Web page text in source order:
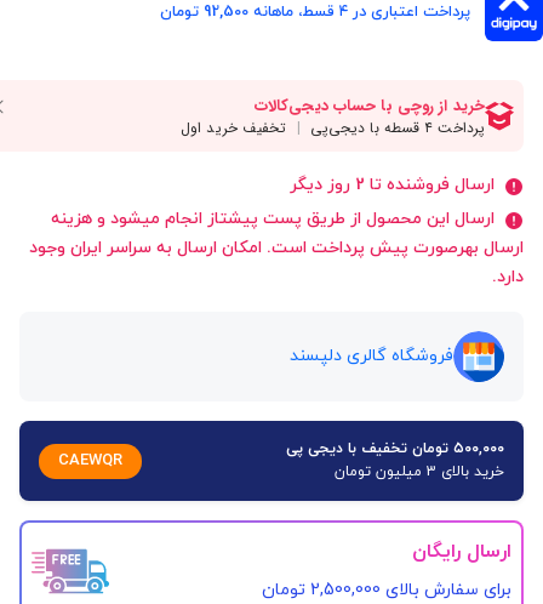
پرداخت اعتباری در ۴ قسط، ماهانه 92,500 تومان
ارسال فروشنده تا 2 روز دیگر
ارسال این محصول از طریق پست پیشتاز انجام میشود و هزینه
ارسال بهرصورت پیش پرداخت است. امکان ارسال به سراسر ایران وجود
دارد.
فروشگاه گالری دلپسند
۵۰۰,۰۰۰ تومان تخفیف با دیجی پی
خرید بالای 3 میلیون تومان
CAEWQR
ارسال رایگان
برای سفارش‌ بالای 2,500,000 تومان